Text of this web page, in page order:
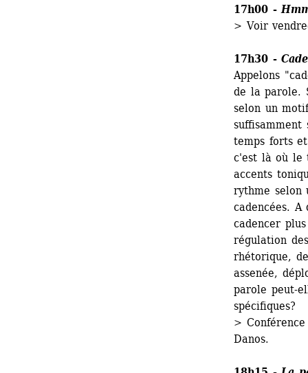
17h00 -
> Voir
17h30 -
Appelons
de la parole.
selon un
temps forts
c'est là où le
accents
rythme selon
cadencées.
cadencer
régulation
rhétorique,
assenée,
parole peut-
spécifiques?
>
Danos.